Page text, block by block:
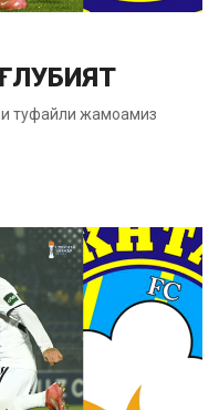
туфайли жамоамиз